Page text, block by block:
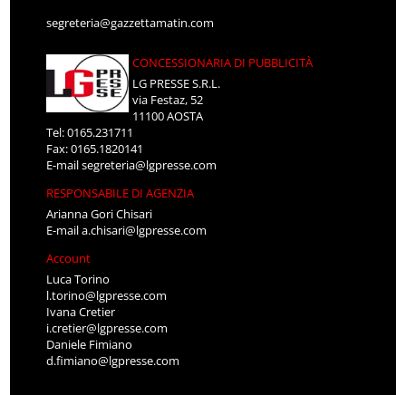
segreteria@gazzettamatin.com
CONCESSIONARIA DI PUBBLICITÀ
LG PRESSE S.R.L.
via Festaz, 52
11100 AOSTA
Tel: 0165.231711
Fax: 0165.1820141
E-mailsegreteria@lgpresse.com
RESPONSABILE DI AGENZIA
Arianna Gori Chisari
E-maila.chisari@lgpresse.com
Account
Luca Torino
l.torino@lgpresse.com
Ivana Cretier
i.cretier@lgpresse.com
Daniele Fimiano
d.fimiano@lgpresse.com